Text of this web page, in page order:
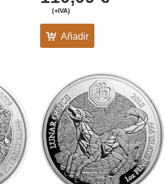
(+IVA)
Añadir